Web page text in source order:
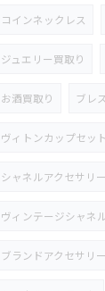
コインネックレス
ジュエリー買取り
お酒買取り ブレ
ヴィトンカップセット
シャネルアクセサリー
ヴィンテージシャネ
ブランドアクセサリ